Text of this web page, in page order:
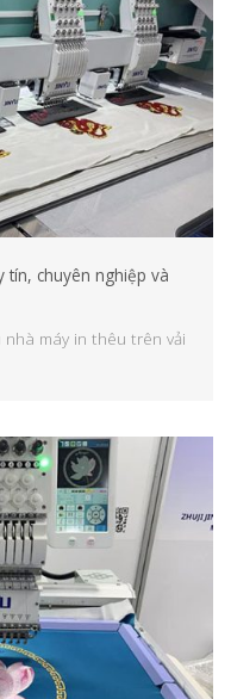
chuyên nghiệp và
máy in thêu trên vải